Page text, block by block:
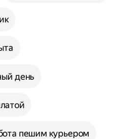
день
пешим курьером